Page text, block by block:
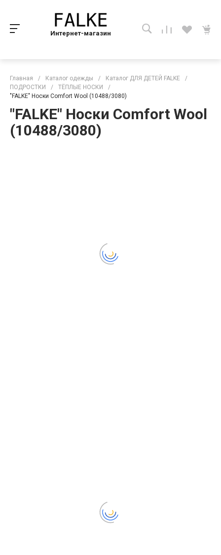
Интернет-магазин
Главная / Каталог одежды / Каталог ДЛЯ ДЕТЕЙ FALKE
/
ПОДРОСТКИ
/ ТЁПЛЫЕ НОСКИ
/
"FALKE" Носки Comfort Wool (10488/3080)
"FALKE" Носки Comfort Wool
(10488/3080)